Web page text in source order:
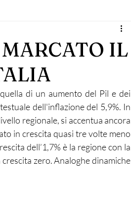
IL
di un aumento del Pil e dei
dell'inflazione del 5,9%. In
regionale, si accentua ancora
in crescita quasi tre volte meno
dell’1,7% è la regione con la
zero. Analoghe dinamiche